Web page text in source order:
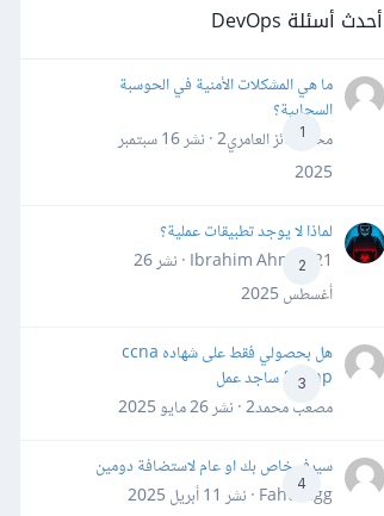
أحدث أسئلة DevOps
1
ما هي المشكلات الأمنية في الحوسبة
السحابية؟
محمد فائز العامري2 · نشر
16 سبتمبر
2025
2
لماذا لا يوجد تطبيقات عملية؟
Ibrahim Ahmed21 · نشر
26
أغسطس 2025
3
هل بحصولي فقط على شهاده ccna
&ccnp ساجد عمل
مصعب محمد2 · نشر
26 مايو 2025
4
سيرفر خاص بك او عام لاستضافة دومين
Fahd Ggg · نشر
11 أبريل 2025